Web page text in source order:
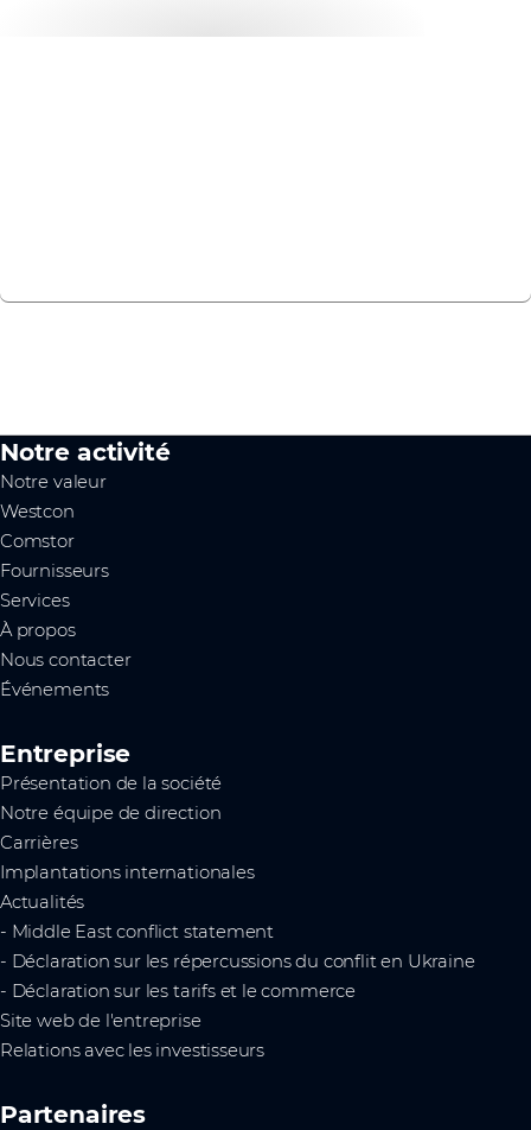
Atelier sur le SASE
Notre activité
Notre valeur
Westcon
Comstor
Fournisseurs
Services
À propos
Nous contacter
Événements
Entreprise
Présentation de la société
Notre équipe de direction
Carrières
Implantations internationales
Actualités
- Middle East conflict statement
- Déclaration sur les répercussions du conflit en Ukraine
- Déclaration sur les tarifs et le commerce
Site web de l'entreprise
Relations avec les investisseurs
Partenaires